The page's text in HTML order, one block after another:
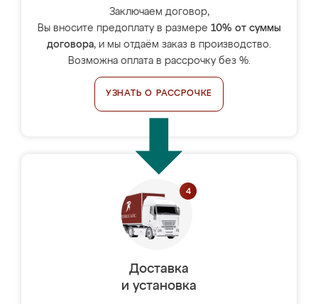
Заключаем договор,
Вы вносите предоплату в размере 10% от суммы
договора, и мы отдаём заказ в производство.
Возможна оплата в рассрочку без %.
УЗНАТЬ О РАССРОЧКЕ
Доставка
и установка